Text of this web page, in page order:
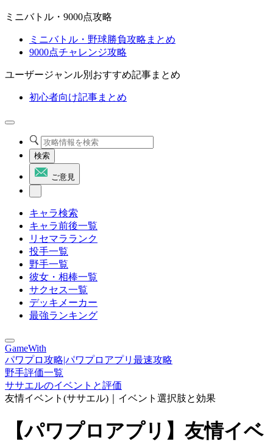
ミニバトル・9000点攻略
ミニバトル・野球勝負攻略まとめ
9000点チャレンジ攻略
ユーザージャンル別おすすめ記事まとめ
初心者向け記事まとめ
検索
ご意見
キャラ検索
キャラ前後一覧
リセマラランク
投手一覧
野手一覧
彼女・相棒一覧
サクセス一覧
デッキメーカー
最強ランキング
GameWith
パワプロ攻略|パワプロアプリ最速攻略
野手評価一覧
ササエルのイベントと評価
友情イベント(ササエル)｜イベント選択肢と効果
【パワプロアプリ】友情イベ